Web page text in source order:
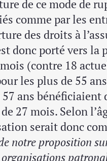
de ce mode de
comme par les
des droits à
donc porté vers
(contre 18
les plus de 55
ans
27 mois. Selon
serait donc
notre proposition